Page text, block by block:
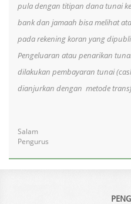
pula dengan titipan dana tunai
bank dan jamaah bisa melihat
pada rekening koran yang
Pengeluaran atau penarikan
dilakukan pembayaran tunai
dianjurkan dengan metode
Salam
Pengurus